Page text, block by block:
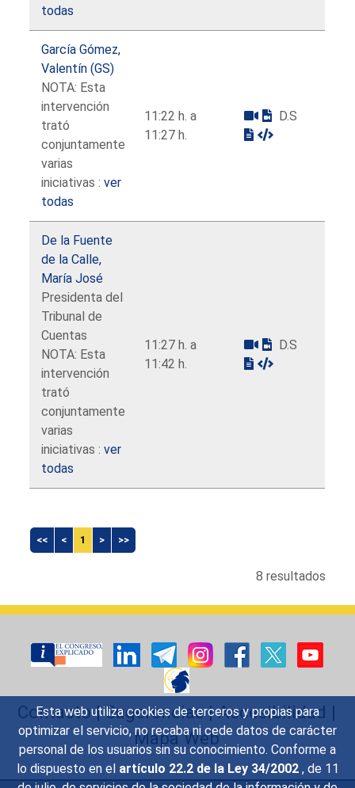
Esta web utiliza cookies de terceros y propias para
optimizar el servicio, no recaba ni cede datos de carácter
personal de los usuarios sin su conocimiento. Conforme a
lo dispuesto en el artículo 22.2 de la Ley 34/2002 , de 11
todas
García Gómez,
Valentín (GS)
NOTA: Esta
intervención
trató
conjuntamente
varias
iniciativas :ver
todas
11:22 h. a
11:27 h.
D.S
De la Fuente
de la Calle,
María José
Presidenta del
Tribunal de
Cuentas
NOTA: Esta
intervención
trató
conjuntamente
varias
iniciativas :ver
todas
11:27 h. a
11:42 h.
D.S
<< < 1 > >>
8 resultados
Contacto|Sugerencias|Accesibilidad |
Mapa Web